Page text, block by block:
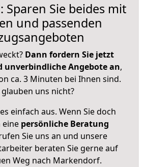
Sparen Sie beides mit
und passenden
Dann fordern Sie jetzt
unverbindliche Angebote an,
ca. 3 Minuten bei Ihnen sind.
glauben uns nicht?
einfach aus. Wenn Sie doch
eine persönliche Beratung
Sie uns an und unsere
beraten Sie gerne auf
Weg nach Markendorf.